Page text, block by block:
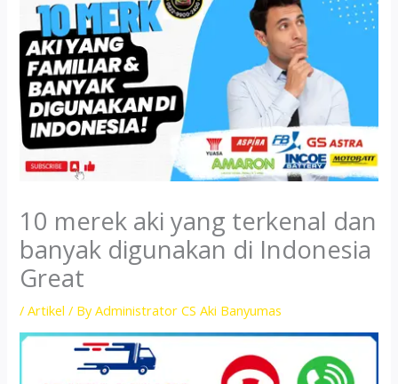
10 merek aki yang terkenal dan
banyak digunakan di Indonesia
Great
/Artikel / ByAdministrator CS Aki Banyumas